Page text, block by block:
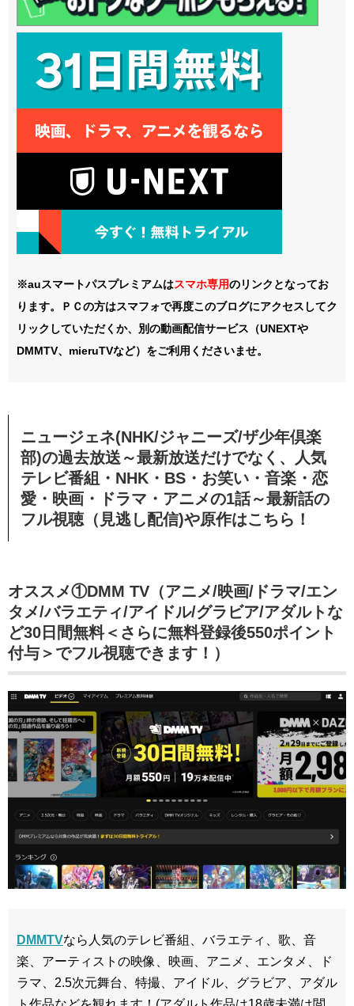
※auスマートパスプレミアムはスマホ専用のリンクとなってお
ります。ＰＣの方はスマフォで再度このブログにアクセスしてク
リックしていただくか、別の動画配信サービス（UNEXTや
DMMTV、mieruTVなど）をご利用くださいませ。
ニュージェネ(NHK/ジャニーズ/ザ少年倶楽
部)の過去放送～最新放送だけでなく、人気
テレビ番組・NHK・BS・お笑い・音楽・恋
愛・映画・ドラマ・アニメの1話～最新話の
フル視聴（見逃し配信)や原作はこちら！
オススメ①DMM TV（アニメ/映画/ドラマ/エン
タメ/バラエティ/アイドル/グラビア/アダルトな
ど30日間無料＜さらに無料登録後550ポイント
付与＞でフル視聴できます！）
DMMTVなら人気のテレビ番組、バラエティ、歌、音
楽、アーティストの映像、映画、アニメ、エンタメ、ド
ラマ、2.5次元舞台、特撮、アイドル、グラビア、アダル